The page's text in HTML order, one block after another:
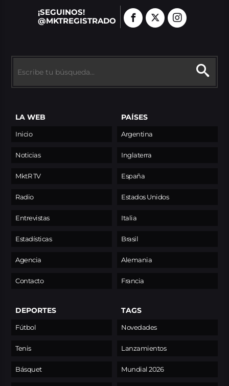
¡SEGUINOS!
@MKTREGISTRADO
LA WEB
Inicio
Noticias
MktR TV
Radio
Entrevistas
Estadísticas
Agencia
Contacto
PAÍSES
Argentina
Inglaterra
España
Estados Unidos
Italia
Brasil
Alemania
Francia
DEPORTES
Fútbol
Tenis
Básquet
TAGS
Novedades
Lanzamientos
Mundial 2026